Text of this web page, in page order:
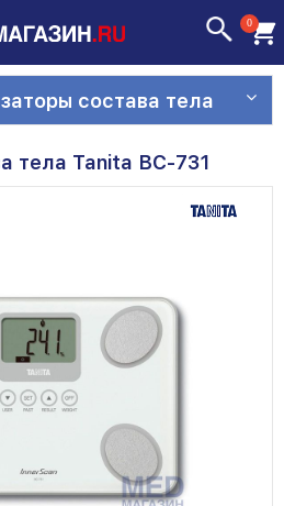
0
состава тела
тела Tanita BC-731